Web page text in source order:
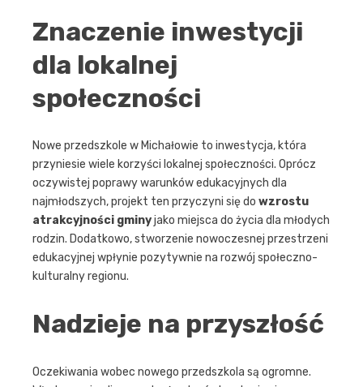
Znaczenie inwestycji
dla lokalnej
społeczności
Nowe przedszkole w Michałowie to inwestycja, która
przyniesie wiele korzyści lokalnej społeczności. Oprócz
oczywistej poprawy warunków edukacyjnych dla
najmłodszych, projekt ten przyczyni się do wzrostu
atrakcyjności gminyjako miejsca do życia dla młodych
rodzin. Dodatkowo, stworzenie nowoczesnej przestrzeni
edukacyjnej wpłynie pozytywnie na rozwój społeczno-
kulturalny regionu.
Nadzieje na przyszłość
Oczekiwania wobec nowego przedszkola są ogromne.